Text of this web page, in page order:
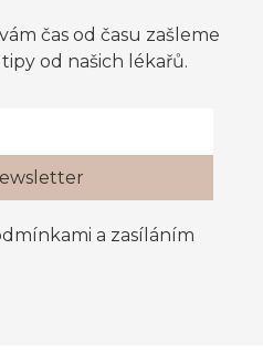
čas od času zašleme
od našich lékařů.
a zasíláním